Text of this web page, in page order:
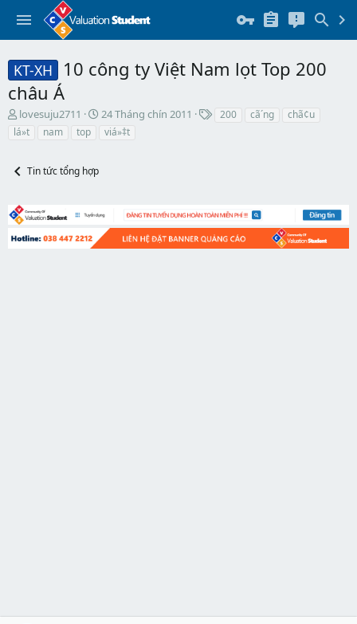
KT-XH
10 công ty Việt Nam lọt Top 200
châu Á
T
h
a
t
a
r
lovesuju2711
N
g
đ
u
24 Tháng chín 2011 200 cã´ng
chã¢u
lá»t
nam top viá»‡t
Tin tức tổng hợp